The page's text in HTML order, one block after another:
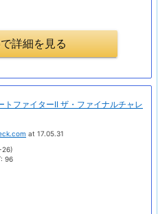
詳細を見る
トファイターII ザ・ファイナルチャレ
at 17.05.31
26)
: 96